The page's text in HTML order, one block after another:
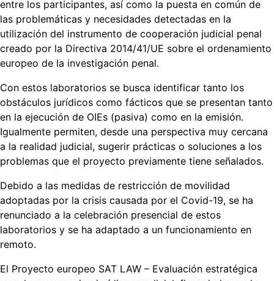
entre los participantes, así como la puesta en común de
las problemáticas y necesidades detectadas en la
utilización del instrumento de cooperación judicial penal
creado por la Directiva 2014/41/UE sobre el ordenamiento
europeo de la investigación penal.
Con estos laboratorios se busca identificar tanto los
obstáculos jurídicos como fácticos que se presentan tanto
en la ejecución de OIEs (pasiva) como en la emisión.
Igualmente permiten, desde una perspectiva muy cercana
a la realidad judicial, sugerir prácticas o soluciones a los
problemas que el proyecto previamente tiene señalados.
Debido a las medidas de restricción de movilidad
adoptadas por la crisis causada por el Covid-19, se ha
renunciado a la celebración presencial de estos
laboratorios y se ha adaptado a un funcionamiento en
remoto.
El Proyecto europeo SAT LAW – Evaluación estratégica